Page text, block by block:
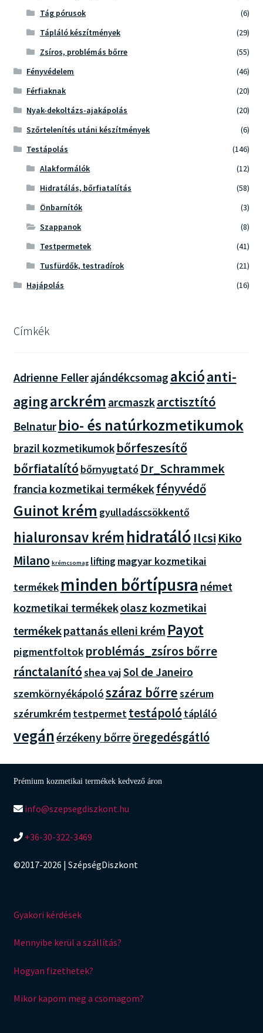
Tág pórusok
(6)
Tápláló készítmények
(29)
Zsíros, problémás bőrre
(55)
Fényvédelem
(46)
Férfiaknak
(20)
Nyak-dekoltázs-ajakápolás
(20)
Szőrtelenítés utáni készítmények
(6)
Testápolás
(146)
Alakformálók
(12)
Hidratálás, bőrfiatalítás
(58)
Önbarnítók
(3)
Szappanok
(8)
Testpermetek
(41)
Tusfürdők, testradírok
(21)
Hajápolás
(16)
Címkék
Adrienne Fellerajándékcsomag akcióanti-
agingarckrém arcmaszkarctisztító
Belnatur bio- és natúrkozmetikumok
brazil kozmetikumok bőrfeszesítő
bőrfiatalító bőrnyugtató Dr_Schrammek
francia kozmetikai termékek fényvédő
Guinot krém gyulladáscsökkentő
hialuronsav krémhidratáló Ilcsi Kiko
Milano krémcsomag lifting magyar kozmetikai
termékek minden bőrtípusra német
kozmetikai termékekolasz kozmetikai
termékekpattanás elleni krém Payot
pigmentfoltok problémás_zsíros bőrre
ránctalanítóshea vajSol de Janeiro
szemkörnyékápolószáraz bőrreszérum
szérumkrémtestpermettestápoló tápláló
vegánérzékeny bőrreöregedésgátló
Prémium kozmetikai termékek kedvező áron
info@szepsegdiszkont.hu
+36-30-322-3469
©2017-2026 | SzépségDiszkont
Gyakori kérdések
Mennyibe kerül a szállítás?
Hogyan fizethetek?
Mikor kapom meg a csomagom?